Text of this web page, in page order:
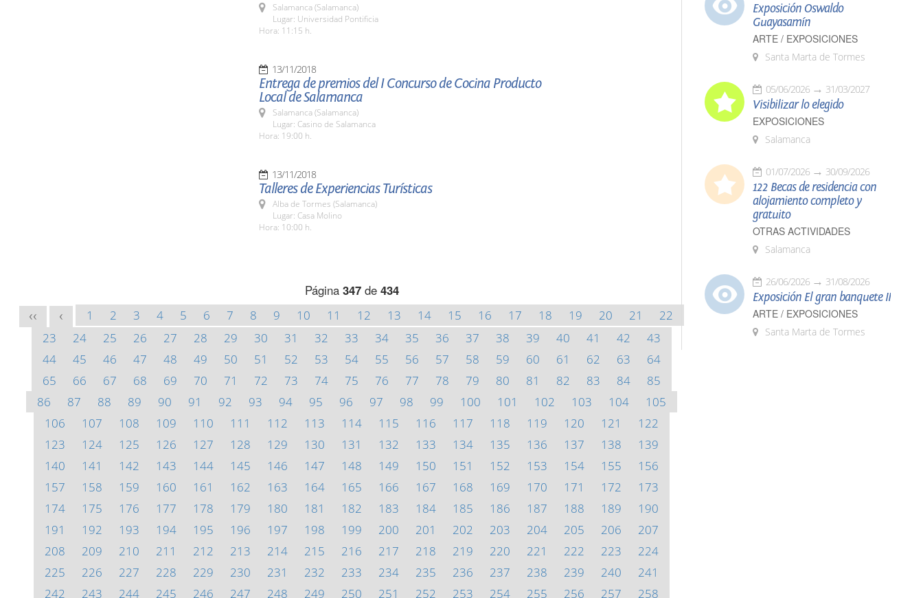
Salamanca (Salamanca)
Lugar: Universidad Pontificia
Hora: 11:15 h.
13/11/2018
Entrega de premios del I Concurso de Cocina Producto
Local de Salamanca
Salamanca (Salamanca)
Lugar: Casino de Salamanca
Hora: 19:00 h.
13/11/2018
Talleres de Experiencias Turísticas
Alba de Tormes (Salamanca)
Lugar: Casa Molino
Hora: 10:00 h.
Página 347de 434
<< < 1 2 3 4 5 6 7 8 9 10 11 12 13 14 15 16 17 18 19 20 21
22
23
24 25 26 27 28 29 30 31 32 33 34 35 36 37 38 39 40 41 42
43
44
45 46 47 48 49 50 51 52 53 54 55 56 57 58 59 60 61 62 63
64
65
66 67 68 69 70 71 72 73 74 75 76 77 78 79 80 81 82 83 84
85
86
87 88 89 90 91 92 93 94 95 96 97 98 99 100 101 102 103 104
105
106
107 108 109 110 111 112 113 114 115 116 117 118 119 120 121
122
123
124 125 126 127 128 129 130 131 132 133 134 135 136 137 138
139
140
141 142 143 144 145 146 147 148 149 150 151 152 153 154 155
156
157
158 159 160 161 162 163 164 165 166 167 168 169 170 171 172
173
174
175 176 177 178 179 180 181 182 183 184 185 186 187 188 189
190
191
192 193 194 195 196 197 198 199 200 201 202 203 204 205 206
207
208
209 210 211 212 213 214 215 216 217 218 219 220 221 222 223
224
225
226 227 228 229 230 231 232 233 234 235 236 237 238 239 240
241
242
243 244 245 246 247 248 249 250 251 252 253 254 255 256 257 258
Exposición Oswaldo
Guayasamín
ARTE / EXPOSICIONES
Santa Marta de Tormes
05/06/2026 31/03/2027
Visibilizar lo elegido
EXPOSICIONES
Salamanca
01/07/2026 30/09/2026
122 Becas de residencia con
alojamiento completo y
gratuito
OTRAS ACTIVIDADES
Salamanca
26/06/2026 31/08/2026
Exposición El gran banquete II
ARTE / EXPOSICIONES
Santa Marta de Tormes